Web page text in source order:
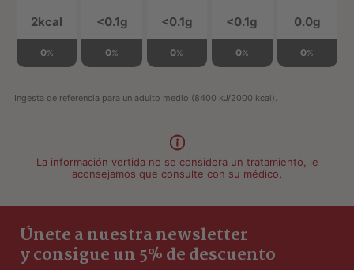
2kcal
0%
<0.1g
0%
<0.1g
0%
<0.1g
0%
0.0g
0%
Ingesta de referencia para un adulto medio (8400 kJ/2000 kcal).
La información vertida no se considera un tratamiento, le
aconsejamos que consulte con su médico.
Únete a nuestra newsletter
y consigue un 5% de descuento